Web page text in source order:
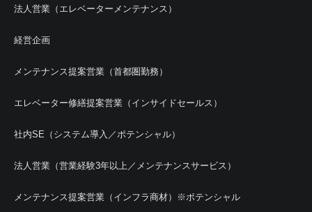
法人営業（エレベーターメンテナンス）
経営企画
メンテナンス提案営業（首都圏勤務）
エレベーター修繕提案営業（インサイドセールス）
社内SE（システム導入／ポテンシャル）
法人営業（営業経験3年以上／メンテナンスサービス）
メンテナンス提案営業（インフラ商材）※ポテンシャル